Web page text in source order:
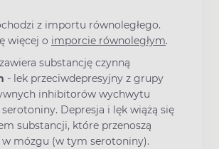
z importu równoległego.
więcej o imporcie równoległym.
zawiera substancję czynną
- lek przeciwdepresyjny z grupy
inhibitorów wychwytu
Depresja i lęk wiążą się
substancji, które przenoszą
mózgu (w tym serotoniny).